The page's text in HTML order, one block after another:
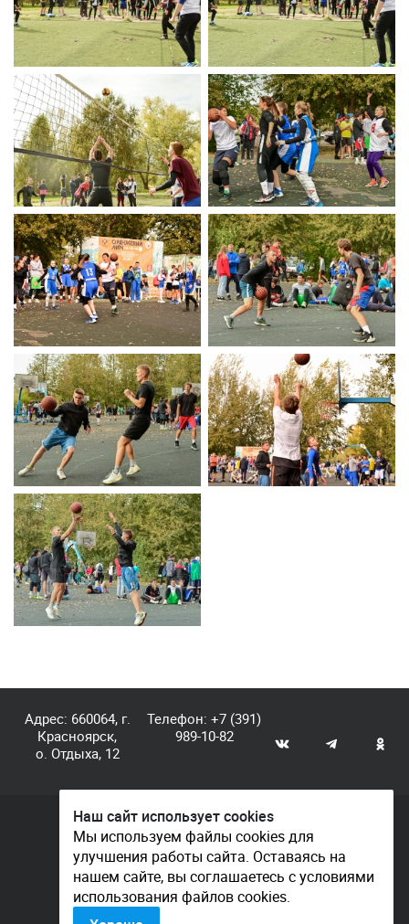
Адрес: 660064, г.
Красноярск,
о. Отдыха, 12
Телефон:+7 (391)
989-10-82
© КГАУ «Центр спортивной подготовки», 2026
Документы
Политика конфиденциальности
Контакты
Наш сайт использует cookies
Мы используем файлы cookies для
улучшения работы сайта. Оставаясь на
нашем сайте, вы соглашаетесь с условиями
использования файлов cookies.